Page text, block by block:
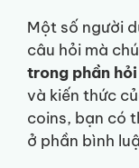
Một số người
câu hỏi mà
trong phần
và kiến thức
coins, bạn có
ở phần bình